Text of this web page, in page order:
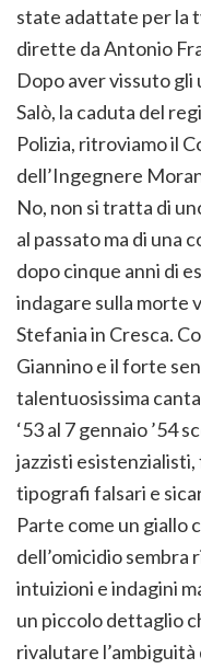
state adattate per la
dirette da Antonio
Dopo aver vissuto gli
Salò, la caduta del
Polizia, ritroviamo il
dell’Ingegnere
No, non si tratta di
al passato ma di una
dopo cinque anni di
indagare sulla morte
Stefania in Cresca.
Giannino e il forte
talentuosissima
‘53 al 7 gennaio ’54
jazzisti
tipografi falsari e
Parte come un giallo
dell’omicidio
intuizioni e indagini
un piccolo dettaglio
rivalutare